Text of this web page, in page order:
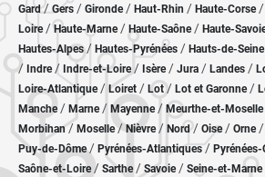
Gard/Gers / Gironde/ Haut-Rhin / Haute-Corse/
Loire/Haute-Marne/ Haute-Saône/ Haute-
Hautes-Alpes/ Hautes-Pyrénées / Hauts-de-Seine
/ Indre/ Indre-et-Loire/ Isère/ Jura / Landes /
Loire-Atlantique/ Loiret / Lot/ Lot et Garonne/
Manche/ Marne/ Mayenne/ Meurthe-et-Moselle
Morbihan/ Moselle/ Nièvre / Nord/ Oise / Orne
Puy-de-Dôme/ Pyrénées-Atlantiques /
Saône-et-Loire/ Sarthe/ Savoie/ Seine-et-Marne